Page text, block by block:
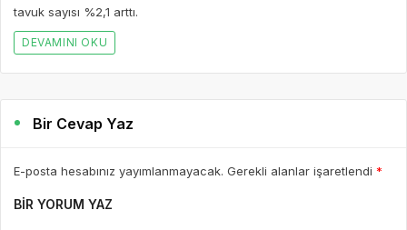
tavuk sayısı %2,1 arttı.
DEVAMINI OKU
Bir Cevap Yaz
E-posta hesabınız yayımlanmayacak. Gerekli alanlar işaretlendi *
BIR YORUM YAZ